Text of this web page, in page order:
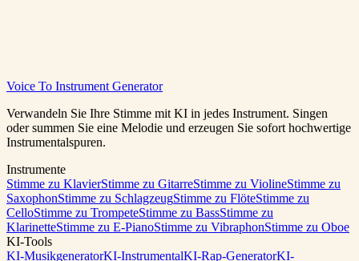
Musik kostenlos generieren
Voice To Instrument Generator
Verwandeln Sie Ihre Stimme mit KI in jedes Instrument. Singen
oder summen Sie eine Melodie und erzeugen Sie sofort hochwertige
Instrumentalspuren.
Instrumente
Stimme zu KlavierStimme zu GitarreStimme zu ViolineStimme zu
SaxophonStimme zu SchlagzeugStimme zu FlöteStimme zu
CelloStimme zu TrompeteStimme zu BassStimme zu
KlarinetteStimme zu E-PianoStimme zu VibraphonStimme zu Oboe
KI-Tools
KI-MusikgeneratorKI-InstrumentalKI-Rap-GeneratorKI-